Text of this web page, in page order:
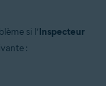
si l’Inspecteur
: